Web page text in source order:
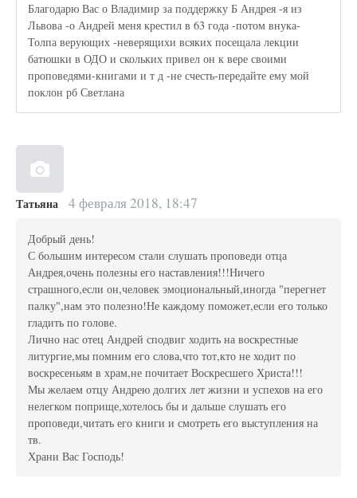
Благодарю Вас о Владимир за поддержку Б Андрея -я из
Львова -о Андрей меня крестил в 63 года -потом внука-
Толпа верующих -неверящихи всяких посещала лекции
батюшки в ОДО и скольких привел он к вере своими
проповедями-книгами и т д -не счесть-передайте ему мой
поклон рб Светлана
Татьяна 4 февраля 2018, 18:47
Добрый день!
С большим интересом стали слушать проповеди отца
Андрея,очень полезны его наставления!!!Ничего
страшного,если он,человек эмоциональный,иногда "перегнет
палку",нам это полезно!Не каждому поможет,если его только
гладить по голове.
Лично нас отец Андрей сподвиг ходить на воскрестные
литургие,мы помним его слова,что тот,кто не ходит по
воскресеньям в храм,не почитает Воскресшего Христа!!!
Мы желаем отцу Андрею долгих лет жизни и успехов на его
нелегком поприще,хотелось бы и дальше слушать его
проповеди,читать его книги и смотреть его выступления на
тв.
Храни Вас Господь!